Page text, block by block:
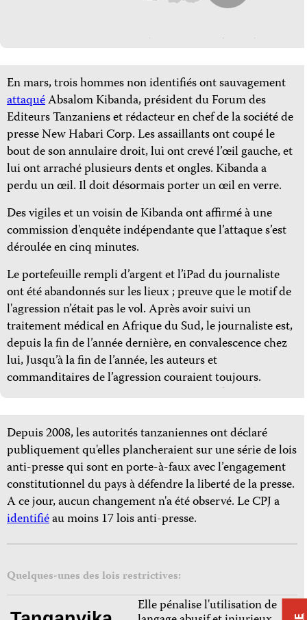
En mars, trois hommes non identifiés ont sauvagement
attaquéAbsalom Kibanda, président du Forum des
Editeurs Tanzaniens et rédacteur en chef de la société de
presse New Habari Corp. Les assaillants ont coupé le
bout de son annulaire droit, lui ont crevé l’œil gauche, et
lui ont arraché plusieurs dents et ongles. Kibanda a
perdu un œil. Il doit désormais porter un œil en verre.
Des vigiles et un voisin de Kibanda ont affirmé à une
commission d'enquête indépendante que l’attaque s’est
déroulée en cinq minutes.
Le portefeuille rempli d’argent et l’iPad du journaliste
ont été abandonnés sur les lieux ; preuve que le motif de
l'agression n’était pas le vol. Après avoir suivi un
traitement médical en Afrique du Sud, le journaliste est,
depuis la fin de l’année dernière, en convalescence chez
lui, Jusqu’à la fin de l’année, les auteurs et
commanditaires de l’agression couraient toujours.
Depuis 2008, les autorités tanzaniennes ont déclaré
publiquement qu'elles plancheraient sur une série de lois
anti-presse qui sont en porte-à-faux avec l’engagement
constitutionnel du pays à défendre la liberté de la presse.
A ce jour, aucun changement n'a été observé. Le CPJ a
identifiéau moins 17 lois anti-presse.
Quelques-unes des lois restrictives:
Elle pénalise l'utilisation de